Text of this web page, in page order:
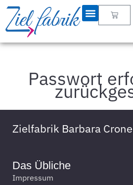
Passwort
Zielfabrik Barbara
Das Übliche
Impressum